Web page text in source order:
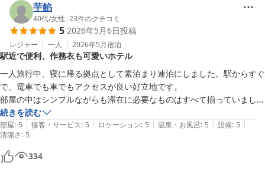
芋餡
40代/女性 |23件のクチコミ
5 2026年5月6日投稿
レジャー 一人 2026年5月宿泊
駅近で便利、作務衣も可愛いホテル
一人旅行中、寝に帰る拠点として素泊まり連泊にしました。駅からすぐ
で、電車でも車でもアクセスが良い好立地です。
部屋の中はシンプルながらも滞在に必要なものはすべて揃っていました
し、コンビニや産直マーケットが近くにあるので現地調達ができる安心
感がありました。部屋着の作務衣やタオル類が温かみのあるライトブラ
ウンで統一されていてオガールインのロゴ刺繍もかわいく、リラックス
できて良かったです。
日中の様子は外に行っていたのでわかりませんが、合宿利用の団体さん
続きを読む
部屋: 5 | 接客・サービス: 5 | ロケーション: 5 | 温泉・お風呂: 5 | 設備: 5 |
清潔さ: 5
334